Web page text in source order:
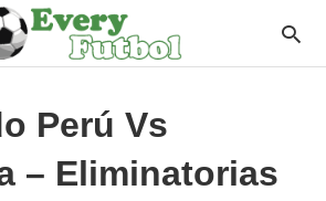
Perú Vs
– Eliminatorias